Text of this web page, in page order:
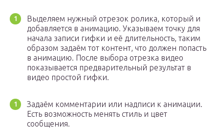
Выделяем нужный отрезок ролика, который и
добавляется в анимацию. Указываем точку для
начала записи гифки и её длительность, таким
образом задаём тот контент, что должен попасть
в анимацию. После выбора отрезка видео
показывается предварительный результат в
видео простой гифки.
Задаём комментарии или надписи к анимации.
Есть возможность менять стиль и цвет
сообщения.